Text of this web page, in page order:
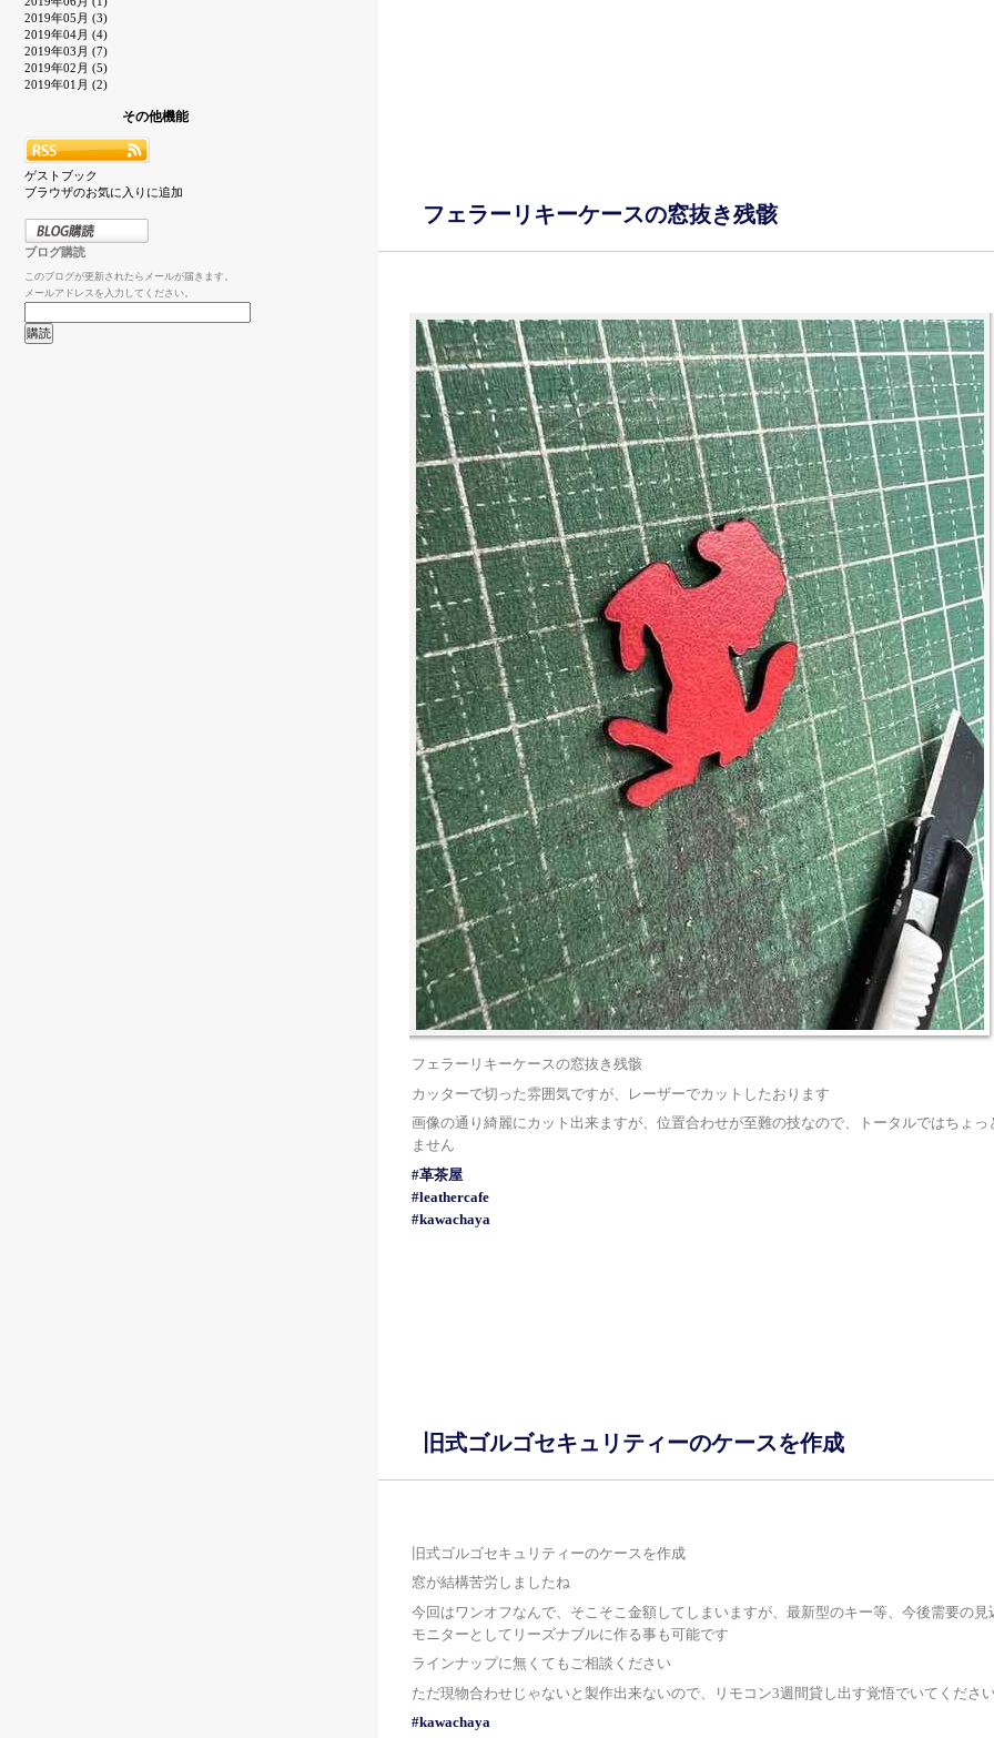
2019年05月 (3)
2019年04月 (4)
2019年03月 (7)
2019年02月 (5)
2019年01月 (2)
その他機能
ゲストブック
ブラウザのお気に入りに追加
ブログ購読
このブログが更新されたらメールが届きます。
メールアドレスを入力してください。
フェラーリキーケースの窓抜き残骸
フェラーリキーケースの窓抜き残骸
カッターで切った雰囲気ですが、レーザーでカットしたおります
画像の通り綺麗にカット出来ますが、位置合わせが至難の技なので、トータルではちょっ
ません
#革茶屋
#leathercafe
#kawachaya
旧式ゴルゴセキュリティーのケースを作成
旧式ゴルゴセキュリティーのケースを作成
窓が結構苦労しましたね
今回はワンオフなんで、そこそこ金額してしまいますが、最新型のキー等、今後需要の見
モニターとしてリーズナブルに作る事も可能です
ラインナップに無くてもご相談ください
ただ現物合わせじゃないと製作出来ないので、リモコン3週間貸し出す覚悟でいてくださ
#kawachaya